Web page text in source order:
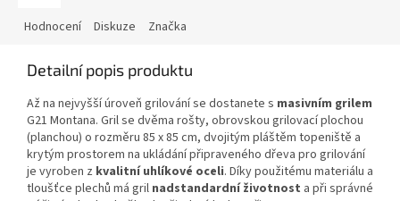
Hodnocení Diskuze Značka
Detailní popis produktu
Až na nejvyšší úroveň grilování se dostanete s masivním grilem
G21 Montana. Gril se dvěma rošty, obrovskou grilovací plochou
(planchou) o rozměru 85 x 85 cm, dvojitým pláštěm topeniště a
krytým prostorem na ukládání připraveného dřeva pro grilování
je vyroben z kvalitní uhlíkové oceli. Díky použitému materiálu a
tloušťce plechů má gril nadstandardní životnost a při správné